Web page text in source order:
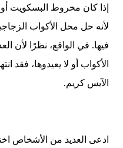
إذا كان مخروط البسكويت أو
لأنه حل محل الأكواب
فيها. في الواقع، نظرًا لأن
الأكواب أو لا يعيدوها، فقد
الآيس كريم.
ادعى العديد من الأشخاص